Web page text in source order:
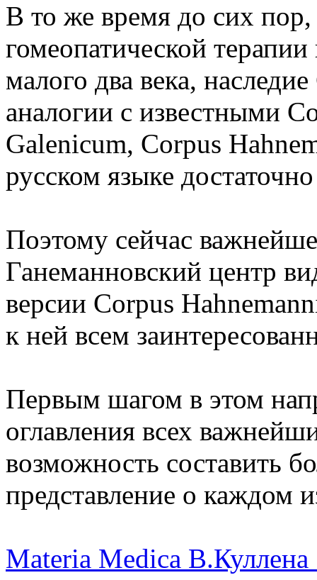
В то же время до сих пор,
гомеопатической
малого два века,
аналогии с известными
Galenicum, Corpus
русском языке
Поэтому сейчас
Ганеманновский центр
версии Corpus
к ней всем
Первым шагом в этом
оглавления всех
возможность составить
представление о каждом
Materia Medica В.Куллена